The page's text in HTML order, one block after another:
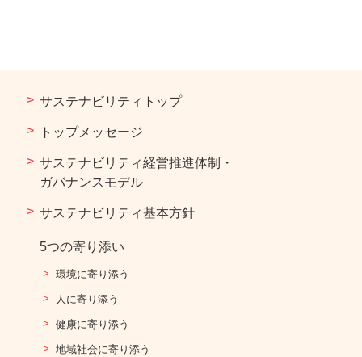
サステナビリティトップ
トップメッセージ
サステナビリティ経営推進体制・
ガバナンスモデル
サステナビリティ基本方針​
5つの寄り添い
環境に寄り添う​
人に寄り添う​​
健康に寄り添う​​
地域社会に寄り添う​